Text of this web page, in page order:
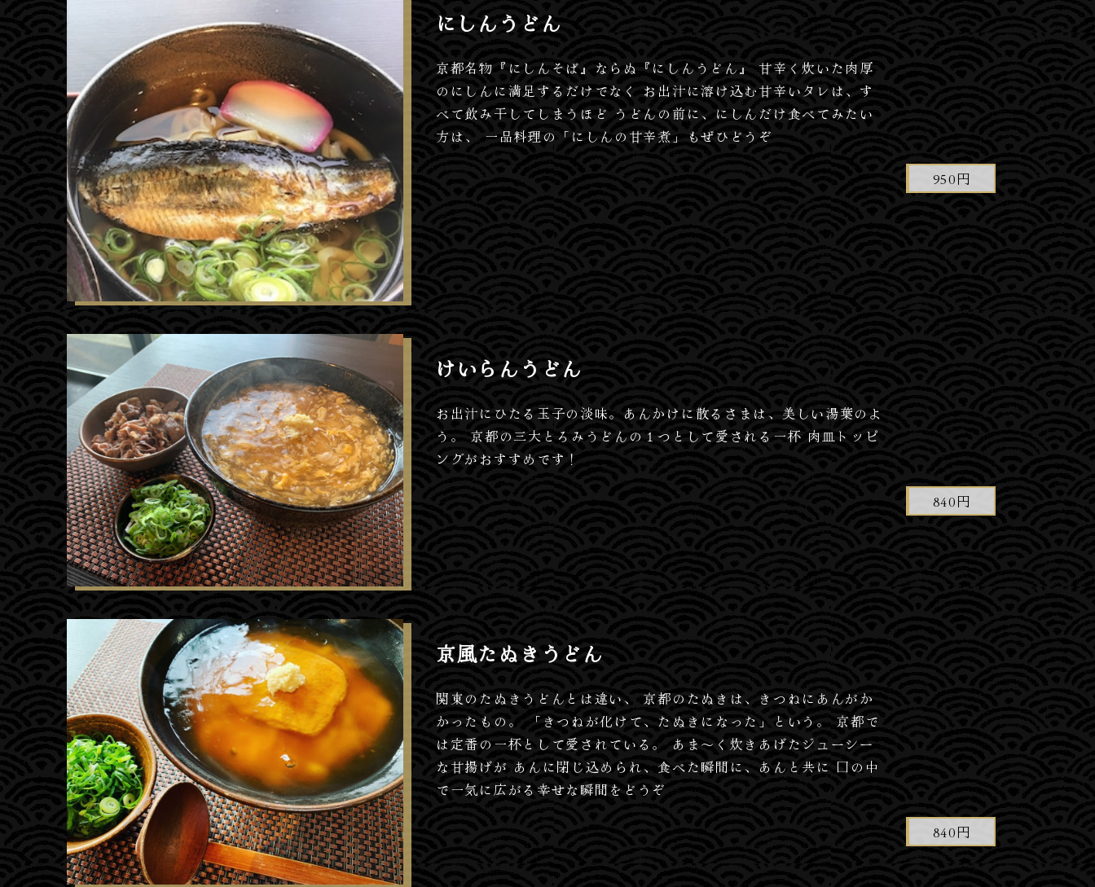
にしんうどん
京都名物『にしんそば』ならぬ『にしんうどん』 甘辛く炊いた肉厚
のにしんに満足するだけでなく お出汁に溶け込む甘辛いタレは、す
べて飲み干してしまうほど うどんの前に、にしんだけ食べてみたい
方は、 一品料理の「にしんの甘辛煮」もぜひどうぞ
950円
けいらんうどん
お出汁にひたる玉子の淡味。あんかけに散るさまは、美しい湯葉のよ
う。 京都の三大とろみうどんの１つとして愛される一杯 肉皿トッピ
ングがおすすめです！
840円
京風たぬきうどん
関東のたぬきうどんとは違い、 京都のたぬきは、きつねにあんがか
かったもの。 「きつねが化けて、たぬきになった」という。 京都で
は定番の一杯として愛されている。 あま～く炊きあげたジューシー
な甘揚げが あんに閉じ込められ、食べた瞬間に、あんと共に 口の中
で一気に広がる幸せな瞬間をどうぞ
840円